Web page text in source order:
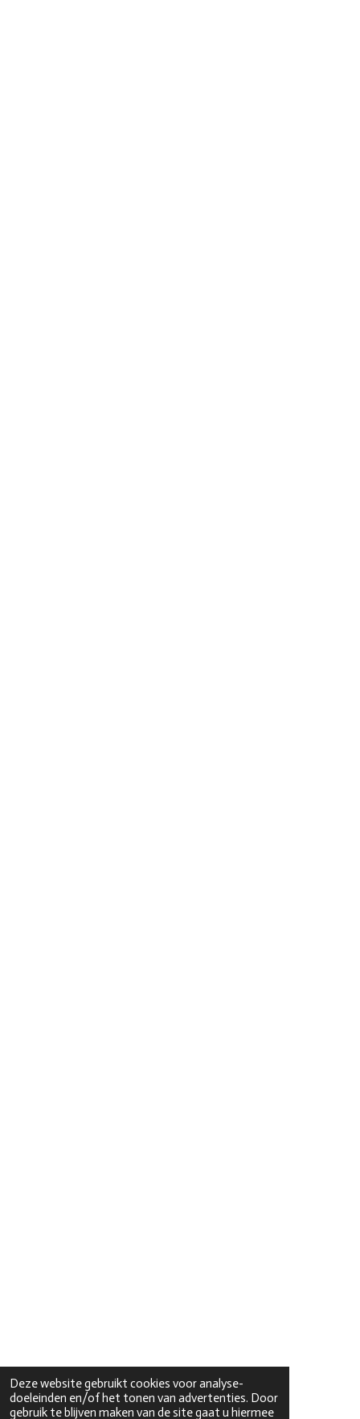
Deze website gebruikt cookies voor analyse-
doeleinden en/of het tonen van advertenties. Door
gebruik te blijven maken van de site gaat u hiermee